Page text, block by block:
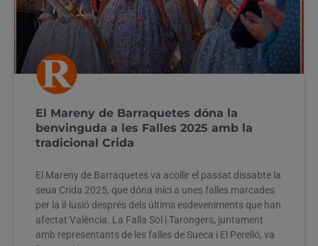
El Mareny de Barraquetes dóna la
benvinguda a les Falles 2025 amb la
tradicional Crida
El Mareny de Barraquetes va acollir el passat dissabte la
seua Crida 2025, que dóna inici a unes falles marcades
per la il·lusió després dels últims esdeveniments que han
afectat València. La Falla Sol i Tarongers, juntament
amb representants de les falles de Sueca i El Perelló, va